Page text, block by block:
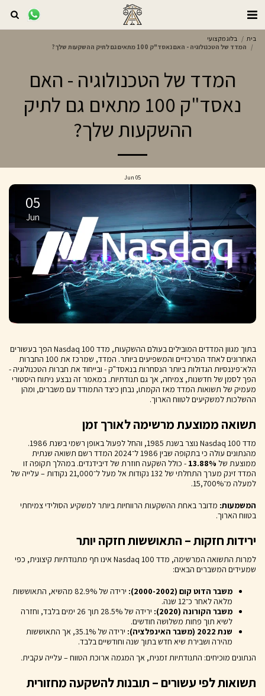
בית
בלוג מקצועי
המדד של הטכנולוגיה - האם נאסד"ק 100 מתאים גם לתיק ההשקעות שלך?
המדד של הטכנולוגיה - האם
נאסד"ק 100 מתאים גם לתיק
ההשקעות שלך?
05
Jun
05
Jun
בתוך מגוון המדדים המובילים בעולם ההשקעות, מדד Nasdaq 100 הפך בעשורים
האחרונים לאחד המרכזיים והמשפיעים ביותר. המדד, שמרכז את 100 החברות
הלא־פיננסיות הגדולות ביותר הנסחרות בנאסד"ק - ובייחוד את חברות הטכנולוגיה -
הפך לסמן של חדשנות, צמיחה, אך גם תנודתיות. במאמר זה נבצע ניתוח היסטורי
מעמיק של תשואות המדד מאז הקמתו, נבחן כיצד התמודד עם משברים, ומהן
ההשלכות למשקיעים לטווח הארוך.
תשואה ממוצעת מרשימה לאורך זמן
מדד Nasdaq 100 נוצר בשנת 1985, והחל לפעול באופן רשמי בשנת 1986.
מהנתונים עולה כי בתקופה שבין 1986 ל־2024 המדד רשם תשואה שנתית
ממוצעת של 13.88% - כולל השקעה חוזרת של דיבידנדים. במהלך תקופה זו
המדד זינק מערך התחלתי של 132 נקודות אל מעל ל־21,000 נקודות – עלייה של
למעלה מ־15,700%.
המשמעות: מדובר באחת ההשקעות הרווחיות ביותר למשקיע הסולידי צמיחתי
בטווח הארוך.
ירידות חזקות – התאוששות חזקה יותר
למרות התשואה המרשימה, מדד Nasdaq 100 אינו חף מתנודתיות קיצונית, כפי
שמעידים המשברים הבאים:
משבר הדוט קום (2000-2002):
ירידה של 82.9% מהשיא, התאוששות
מלאה לאחר כ־12 שנה.
משבר הקורונה (2020):
ירידה של 28.5% תוך 26 ימים בלבד, וחזרה
לשיא תוך פחות משלושה חודשים.
שנת 2022 (משבר האינפלציה):
ירידה של 35.1%, אך התאוששות
מהירה ושבירת שיא חדש בתוך שנה וחודשיים בלבד.
הנתונים מוכיחים: התנודתיות זמנית, אך המגמה ארוכת הטווח – עלייה עקבית.
תשואות לפי עשורים – תובנות להשקעה מחזורית